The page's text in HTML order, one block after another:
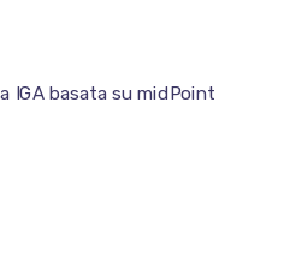
IGA basata su midPoint